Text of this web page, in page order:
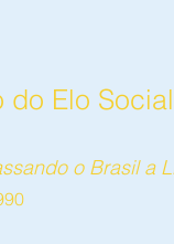
do Elo
o Brasil a